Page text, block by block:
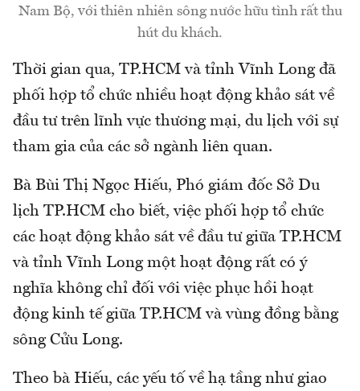
Nam Bộ, với thiên nhiên sông nước hữu tình rất thu
hút du khách.
Thời gian qua, TP.HCM và tỉnh Vĩnh Long đã
phối hợp tổ chức nhiều hoạt động khảo sát về
đầu tư trên lĩnh vực thương mại, du lịch với sự
tham gia của các sở ngành liên quan.
Bà Bùi Thị Ngọc Hiếu, Phó giám đốc Sở Du
lịch TP.HCM cho biết, việc phối hợp tổ chức
các hoạt động khảo sát về đầu tư giữa TP.HCM
và tỉnh Vĩnh Long một hoạt động rất có ý
nghĩa không chỉ đối với việc phục hồi hoạt
động kinh tế giữa TP.HCM và vùng đồng bằng
sông Cửu Long.
Theo bà Hiếu, các yếu tố về hạ tầng như giao